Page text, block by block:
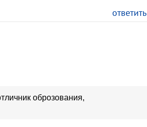
ответить
оброзования,